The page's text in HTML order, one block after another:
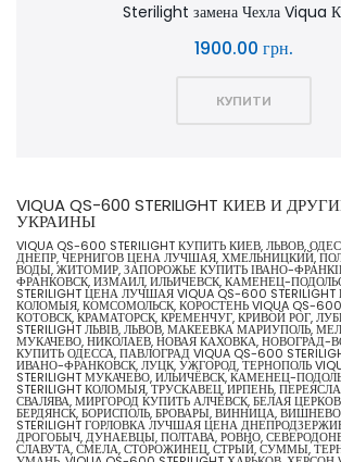
Sterilight замена Чехла Viqua
1900.00 грн.
КУПИТИ
VIQUA QS-600 STERILIGHT КИЕВ И
УКРАИНЫ
VIQUA QS-600 STERILIGHT КУПИТЬ КИЕВ, ЛЬВОВ,
ДНЕПР, ЧЕРНИГОВ ЦЕНА ЛУЧШАЯ, ХМЕЛЬНИЦКИЙ,
ВОДЫ, ЖИТОМИР, ЗАПОРОЖЬЕ КУПИТЬ ІВАНО-
ФРАНКОВСК, ИЗМАИЛ, ИЛЬИЧЕВСК, КАМЕНЕЦ-
STERILIGHT ЦЕНА ЛУЧШАЯ VIQUA QS-600
КОЛОМЫЯ, КОМСОМОЛЬСК, КОРОСТЕНЬ VIQUA QS-600
КОТОВСК, КРАМАТОРСК, КРЕМЕНЧУГ, КРИВОЙ РОГ,
STERILIGHT ЛЬВІВ, ЛЬВОВ, МАКЕЕВКА МАРИУПОЛЬ,
МУКАЧЕВО, НИКОЛАЕВ, НОВАЯ КАХОВКА, НОВОГРАД-
КУПИТЬ ОДЕССА, ПАВЛОГРАД VIQUA QS-600
ИВАНО-ФРАНКОВСК, ЛУЦК, УЖГОРОД, ТЕРНОПОЛЬ
STERILIGHT МУКАЧЕВО, ИЛЬИЧЁВСК, КАМЕНЕЦ-
STERILIGHT КОЛОМЫЯ, ТРУСКАВЕЦ, ИРПЕНЬ,
СВАЛЯВА, МИРГОРОД КУПИТЬ АЛЧЕВСК, БЕЛАЯ
БЕРДЯНСК, БОРИСПОЛЬ, БРОВАРЫ, ВИННИЦА,
STERILIGHT ГОРЛОВКА ЛУЧШАЯ ЦЕНА
ДРОГОБЫЧ, ДУНАЕВЦЫ, ПОЛТАВА, РОВНО,
СЛАВУТА, СМЕЛА, СТОРОЖИНЕЦ, СТРЫЙ, СУММЫ,